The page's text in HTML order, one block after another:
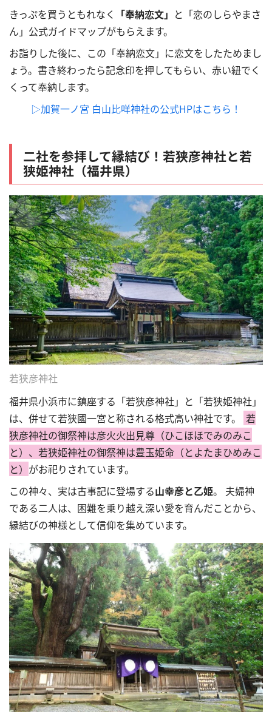
きっぷを買うともれなく
「奉納恋文」 と「恋のしらやまさ
ん」公式ガイドマップがもらえます。
お詣りした後に、この「奉納恋文」に恋文をしたためまし
ょう。書き終わったら記念印を押してもらい、赤い紐でく
くって奉納します。
▷加賀一ノ宮 白山比咩神社の公式HPはこちら！
二社を参拝して縁結び！若狭彦神社と若
狭姫神社（福井県）
若狭彦神社
福井県小浜市に鎮座する「若狭彦神社」と「若狭姫神社」
は、 併せて若狭國一宮と称される格式高い神社です。
若
狭彦神社の御祭神は彦火火出見尊（ひこほほでみのみこ
と）、若狭姫神社の御祭神は豊玉姫命（とよたまひめみこ
と） がお祀りされています。
この神々、実は古事記に登場する山幸彦と乙姫。
夫婦神
である二人は、困難を乗り越え深い愛を育んだことから、
縁結びの神様として信仰を集めています。